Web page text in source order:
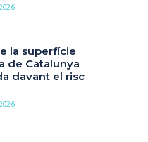
la superfície
de Catalunya
davant el risc